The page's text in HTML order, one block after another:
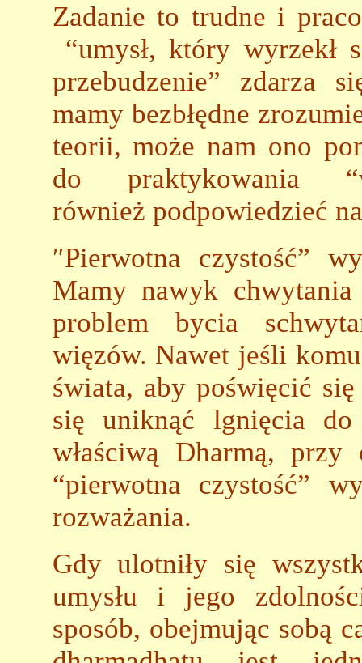
Zadanie to trudne i
“umysł, który wyrzekł
przebudzenie” zdarza
mamy bezbłędne
teorii, może nam ono
do praktykowania
również podpowiedzieć
″Pierwotna czystość”
Mamy nawyk
problem bycia
więzów. Nawet jeśli
świata, aby poświęcić
się uniknąć lgnięcia
właściwą Dharmą,
“pierwotna czystość”
rozważania.
Gdy ulotniły się
umysłu i jego
sposób, obejmując sobą